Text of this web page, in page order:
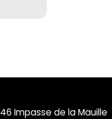
46 Impasse de la Mauille